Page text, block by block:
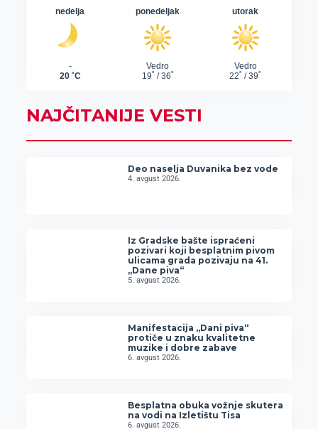
NAJČITANIJE VESTI
Deo naselja Duvanika bez vode
4. avgust 2026.
Iz Gradske bašte ispraćeni
pozivari koji besplatnim pivom
ulicama grada pozivaju na 41.
„Dane piva“
5. avgust 2026.
Manifestacija „Dani piva“
protiče u znaku kvalitetne
muzike i dobre zabave
6. avgust 2026.
Besplatna obuka vožnje skutera
na vodi na Izletištu Tisa
6. avgust 2026.